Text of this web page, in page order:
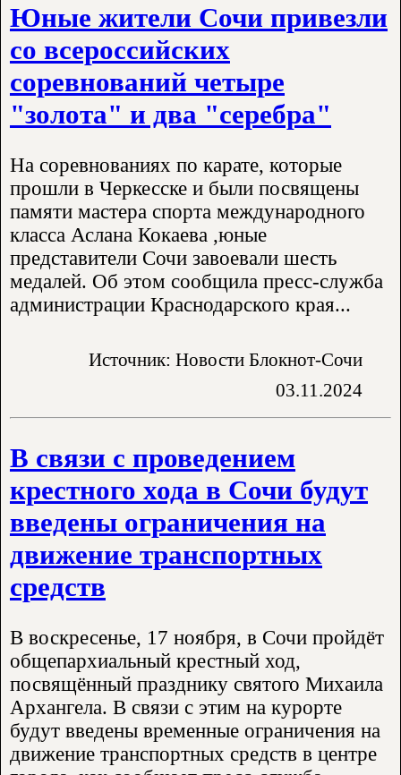
Юные жители Сочи привезли
со всероссийских
соревнований четыре
"золота" и два "серебра"
На соревнованиях по карате, которые
прошли в Черкесске и были посвящены
памяти мастера спорта международного
класса Аслана Кокаева ,юные
представители Сочи завоевали шесть
медалей. Об этом сообщила пресс-служба
администрации Краснодарского края...
Источник: Новости Блокнот-Сочи
03.11.2024
В связи с проведением
крестного хода в Сочи будут
введены ограничения на
движение транспортных
средств
В воскресенье, 17 ноября, в Сочи пройдёт
общепархиальный крестный ход,
посвящённый празднику святого Михаила
Архангела. В связи с этим на курорте
будут введены временные ограничения на
движение транспортных средств в центре